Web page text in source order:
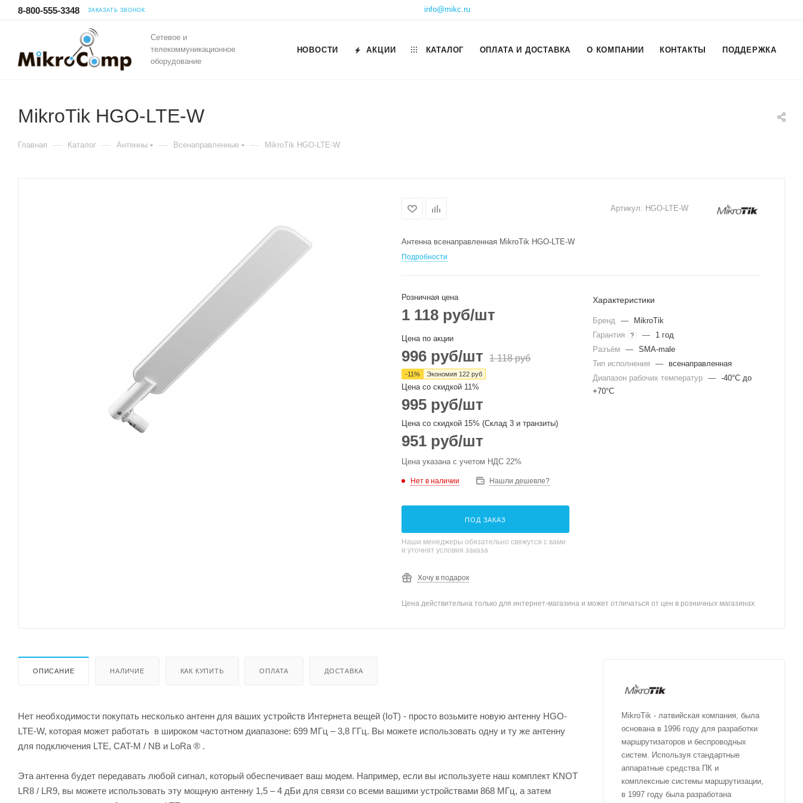
8-800-555-3348 ЗАКАЗАТЬ ЗВОНОК info@mikc.ru
Сетевое и
телекоммуникационное
оборудование
НОВОСТИ АКЦИИ КАТАЛОГ ОПЛАТА И ДОСТАВКА О КОМПАНИИ КОНТАКТЫ ПОДДЕРЖКА
MikroTik HGO-LTE-W
Главная — Каталог — Антенны — Всенаправленные — MikroTik HGO-LTE-W
Артикул: HGO-LTE-W
Антенна всенаправленная MikroTik HGO-LTE-W
Подробности
Розничная цена
1 118 руб/шт
Цена по акции
996 руб/шт 1 118руб
-11% Экономия 122 руб
Цена со скидкой 11%
995 руб/шт
Цена со скидкой 15% (Склад 3 и транзиты)
951 руб/шт
Цена указана с учетом НДС 22%
Нет в наличии Нашли дешевле?
ПОД ЗАКАЗ
Наши менеджеры обязательно свяжутся с вами
и уточнят условия заказа
Хочу в подарок
Характеристики
Бренд —
MikroTik
Гарантия
? —
1 год
Разъём
— SMA-male
Тип исполнения
—
всенаправленная
Диапазон рабочих температур — -40°C до
+70°C
Цена действительна только для интернет-магазина и может отличаться от цен в розничных магазинах
ОПИСАНИЕ НАЛИЧИЕ КАК КУПИТЬ ОПЛАТА ДОСТАВКА
Нет необходимости покупать несколько антенн для ваших устройств Интернета вещей (IoT) - просто возьмите новую антенну HGO-
LTE-W, которая может работать в широком частотном диапазоне: 699 МГц – 3,8 ГГц. Вы можете использовать одну и ту же антенну
для подключения LTE, CAT-M / NB и LoRa ® .
Эта антенна будет передавать любой сигнал, который обеспечивает ваш модем. Например, если вы используете наш комплект KNOT
LR8 / LR9, вы можете использовать эту мощную антенну 1,5 – 4 дБи для связи со всеми вашими устройствами 868 МГц, а затем
MikroTik - латвийская компания, была
основана в 1996 году для разработки
маршрутизаторов и беспроводных
систем. Используя стандартные
аппаратные средства ПК и
комплексные системы маршрутизации,
в 1997 году была разработана